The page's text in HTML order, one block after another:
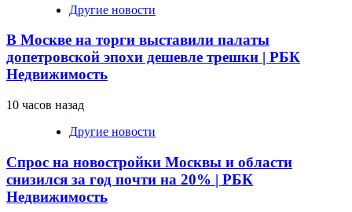
Другие новости
В Москве на торги выставили палаты
допетровской эпохи дешевле трешки | РБК
Недвижимость
10 часов назад
Другие новости
Спрос на новостройки Москвы и области
снизился за год почти на 20% | РБК
Недвижимость